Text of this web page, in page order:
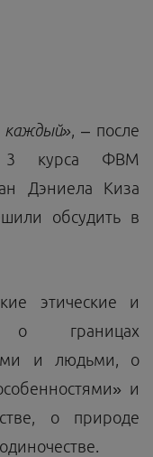
каждый», – после
3 курса ФВМ
Дэниела Киза
обсудить в
этические и
о границах
и людьми, о
и
о природе